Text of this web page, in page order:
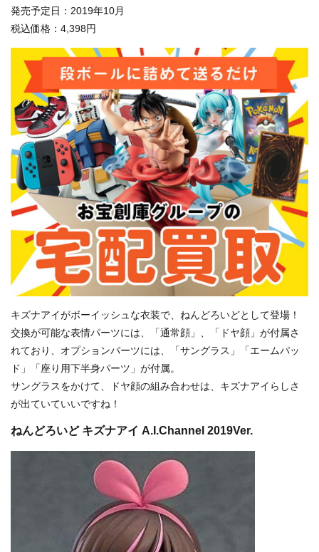
発売予定日：2019年10月
税込価格：4,398円
キズナアイがボーイッシュな衣装で、ねんどろいどとして登場！
交換が可能な表情パーツには、「通常顔」、「ドヤ顔」が付属さ
れており、オプションパーツには、「サングラス」「エームパッ
ド」「座り用下半身パーツ」が付属。
サングラスをかけて、ドヤ顔の組み合わせは、キズナアイらしさ
が出ていていいですね！
ねんどろいど キズナアイ A.I.Channel 2019Ver.